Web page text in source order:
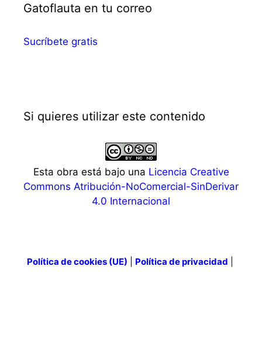
Gatoflauta en tu correo
Sucríbete gratis
Si quieres utilizar este contenido
Esta obra está bajo una Licencia Creative
Commons Atribución-NoComercial-SinDerivar
4.0 Internacional
Política de cookies (UE) Política de privacidad